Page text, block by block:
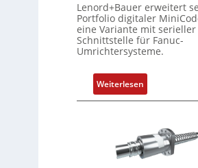
i
e
r
P
o
s
i
o
Lenord+Bauer erweitert
Portfolio digitaler
eine Variante mit serieller
Schnittstelle für Fanuc-
Umrichtersysteme.
Weiterlesen:
D
h
g